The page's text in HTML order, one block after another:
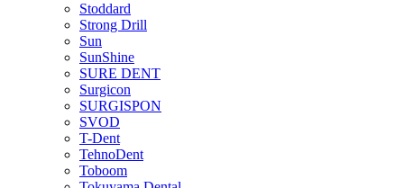
Stoddard
Strong Drill
Sun
SunShine
SURE DENT
Surgicon
SURGISPON
SVOD
T-Dent
TehnoDent
Toboom